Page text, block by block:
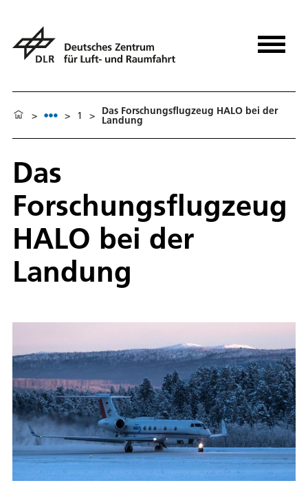
> > 1 > Das Forschungsflugzeug HALO bei der
Landung
Das
Forschungsflugzeug
HALO bei der
Landung